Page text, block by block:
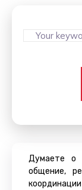
Думаете о
общение,